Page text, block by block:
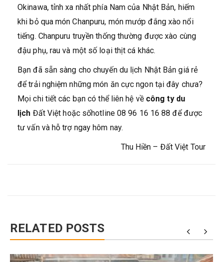
Okinawa, tỉnh xa nhất phía Nam của Nhật Bản, hiếm
khi bỏ qua món Chanpuru, món mướp đắng xào nổi
tiếng. Chanpuru truyền thống thường được xào cùng
đậu phụ, rau và một số loại thịt cá khác.
Bạn đã sẵn sàng cho chuyến du lịch Nhật Bản giá rẻ
để trải nghiệm những món ăn cực ngon tại đây chưa?
Mọi chi tiết các bạn có thể liên hệ về công ty du
lịch Đất Việt hoặc sốhotline 08 96 16 16 88 để được
tư vấn và hỗ trợ ngay hôm nay.
Thu Hiền – Đất Việt Tour
RELATED POSTS